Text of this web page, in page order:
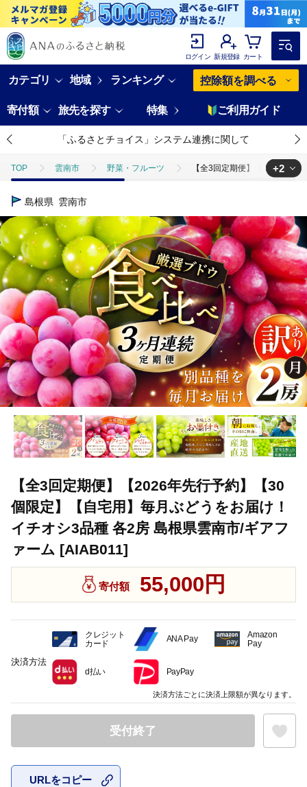
ログイン 新規登録 カート
カテゴリ 地域 ランキング 控除額を調べる
寄付額 旅先を探す 特集 ご利用ガイド
「ふるさとチョイス」システム連携に関して
TOP 雲南市 野菜・フルーツ 【全3回定期便】【2026年先
TOP
TOP フルーツ ぶどう・マスカット 【全3回定期便】【
+2
島根県 雲南市
【全3回定期便】【2026年先行予約】【30
個限定】【自宅用】毎月ぶどうをお届け！
イチオシ3品種 各2房 島根県雲南市/ギアフ
ァーム [AIAB011]
寄付額 55,000円
受付終了
URLをコピー
決済方法
クレジット
カード
ANA Pay
Amazon
Pay
d払い PayPay
決済方法ごとに決済上限額が異なります。